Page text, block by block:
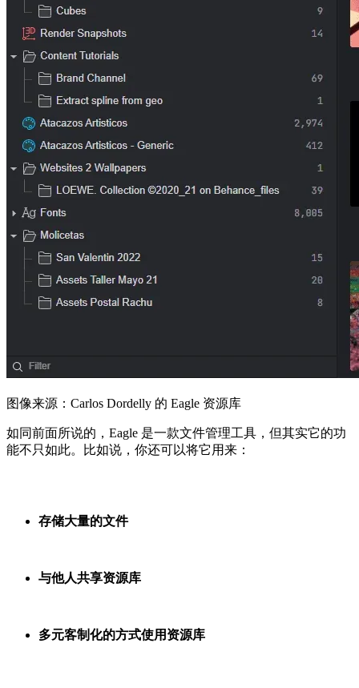
图像来源：Carlos Dordelly 的 Eagle 资源库
如同前面所说的，Eagle 是一款文件管理工具，但其实它的功
能不只如此。比如说，你还可以将它用来：
存储大量的文件
与他人共享资源库
多元客制化的方式使用资源库